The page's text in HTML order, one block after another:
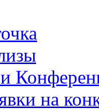
на